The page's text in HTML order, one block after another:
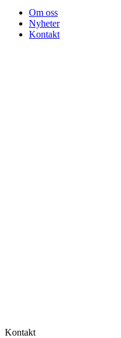
Om oss
Nyheter
Kontakt
Kontakt